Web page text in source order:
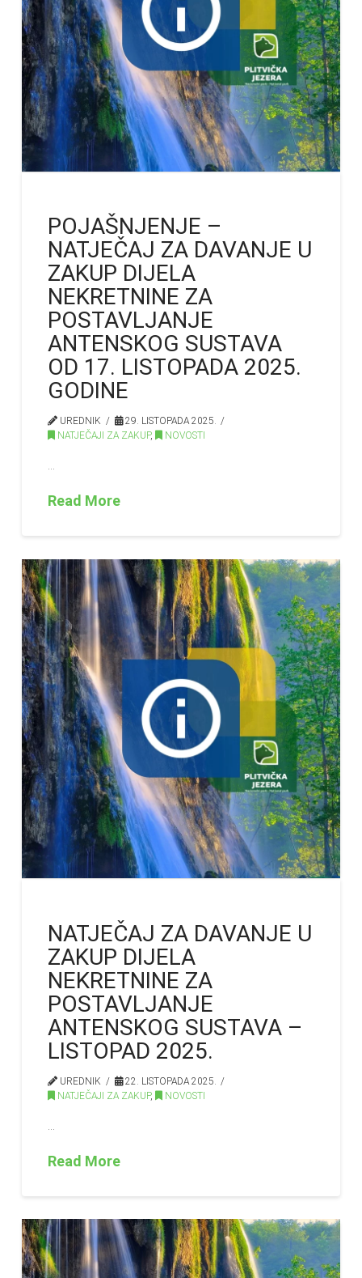
POJAŠNJENJE –
NATJEČAJ ZA DAVANJE U
ZAKUP DIJELA
NEKRETNINE ZA
POSTAVLJANJE
ANTENSKOG SUSTAVA
OD 17. LISTOPADA 2025.
GODINE
UREDNIK
29. LISTOPADA 2025.
NATJEČAJI ZA ZAKUP, NOVOSTI
…
Read More
NATJEČAJ ZA DAVANJE U
ZAKUP DIJELA
NEKRETNINE ZA
POSTAVLJANJE
ANTENSKOG SUSTAVA –
LISTOPAD 2025.
UREDNIK
22. LISTOPADA 2025.
NATJEČAJI ZA ZAKUP, NOVOSTI
…
Read More